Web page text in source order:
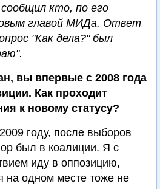
кто, по его
главой МИДа. Ответ
"Как дела?" был
вы впервые с 2008 года
Как проходит
к новому статусу?
году, после выборов
был в коалиции. Я с
иду в оппозицию,
на одном месте тоже не